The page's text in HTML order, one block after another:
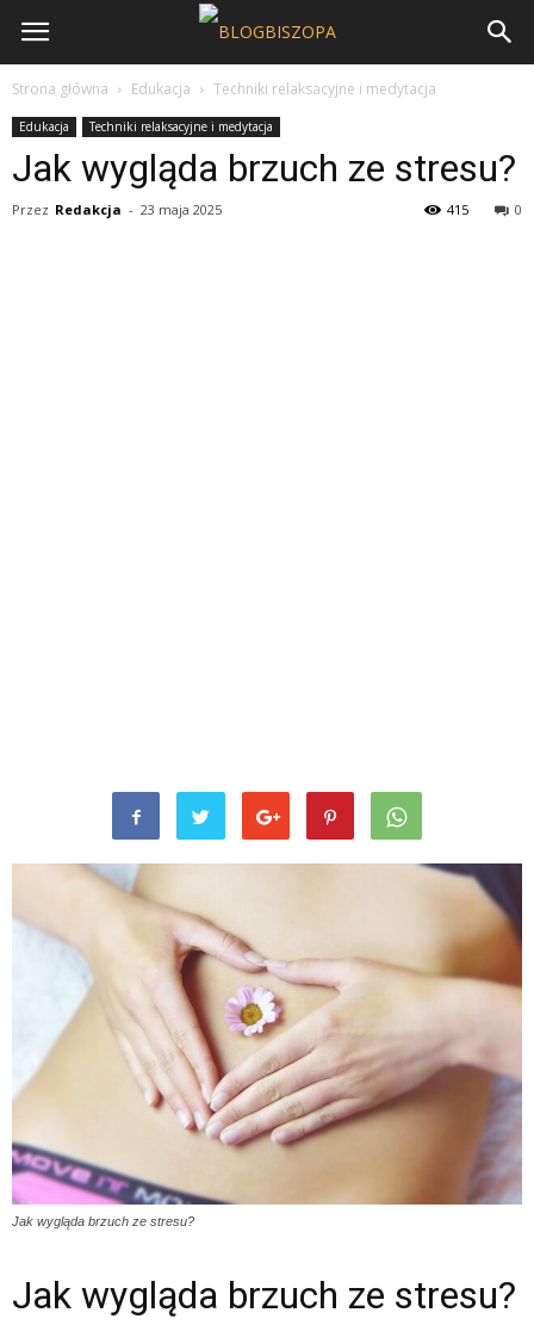
Strona główna Edukacja Techniki relaksacyjne i medytacja
Edukacja Techniki relaksacyjne i medytacja
Jak wygląda brzuch ze stresu?
Przez Redakcja - 23 maja 2025 0
415
Jak wygląda brzuch ze stresu?
Jak wygląda brzuch ze stresu?